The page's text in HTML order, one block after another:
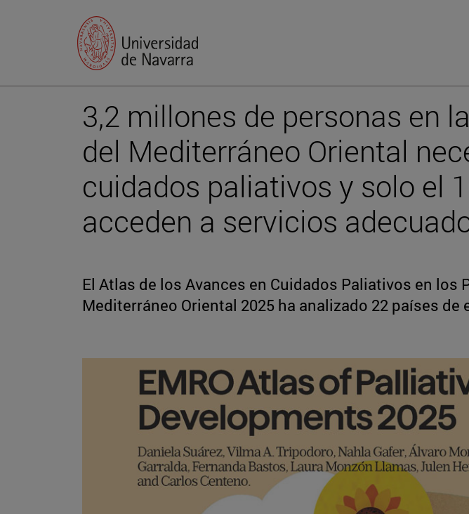
3,2 millones de personas en
del Mediterráneo Oriental
cuidados paliativos y solo el
acceden a servicios
El Atlas de los Avances en Cuidados Paliativos en los
Mediterráneo Oriental 2025 ha analizado 22 países de